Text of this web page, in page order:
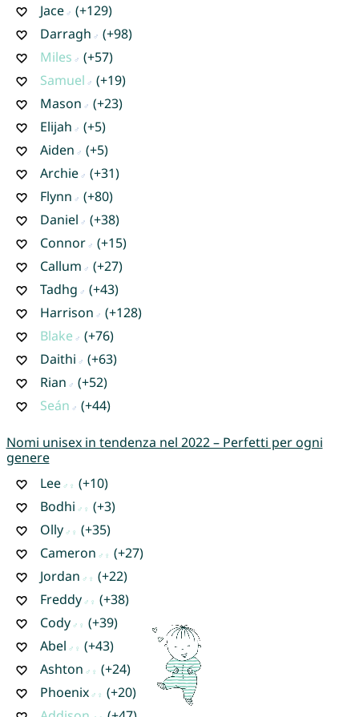
Jace
(+129)
Darragh
(+98)
Miles
(+57)
Samuel
(+19)
Mason
(+23)
Elijah
(+5)
Aiden
(+5)
Archie
(+31)
Flynn
(+80)
Daniel
(+38)
Connor
(+15)
Callum
(+27)
Tadhg
(+43)
Harrison
(+128)
Blake
(+76)
Daithi
(+63)
Rian
(+52)
Seán
(+44)
Nomi unisex in tendenza nel 2022 – Perfetti per ogni
genere
Lee
(+10)
Bodhi
(+3)
Olly
(+35)
Cameron
(+27)
Jordan
(+22)
Freddy
(+38)
Cody
(+39)
Abel
(+43)
Ashton
(+24)
Phoenix
(+20)